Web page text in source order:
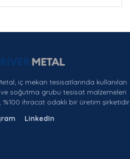
iç mekan tesisatlarında kullanılan
ve soğutma grubu tesisat malzemeleri
%100 ihracat odaklı bir üretim şirketidir.
LinkedIn